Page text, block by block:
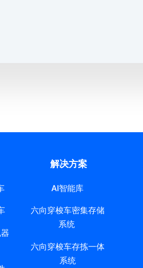
解决方案
AI智能库
六向穿梭车密集存储
系统
六向穿梭车存拣一体
系统